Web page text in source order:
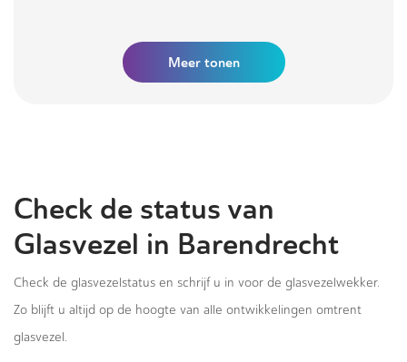
Meer tonen
Check de status van
Glasvezel in Barendrecht
Check de glasvezelstatus en schrijf u in voor de glasvezelwekker.
Zo blijft u altijd op de hoogte van alle ontwikkelingen omtrent
glasvezel.